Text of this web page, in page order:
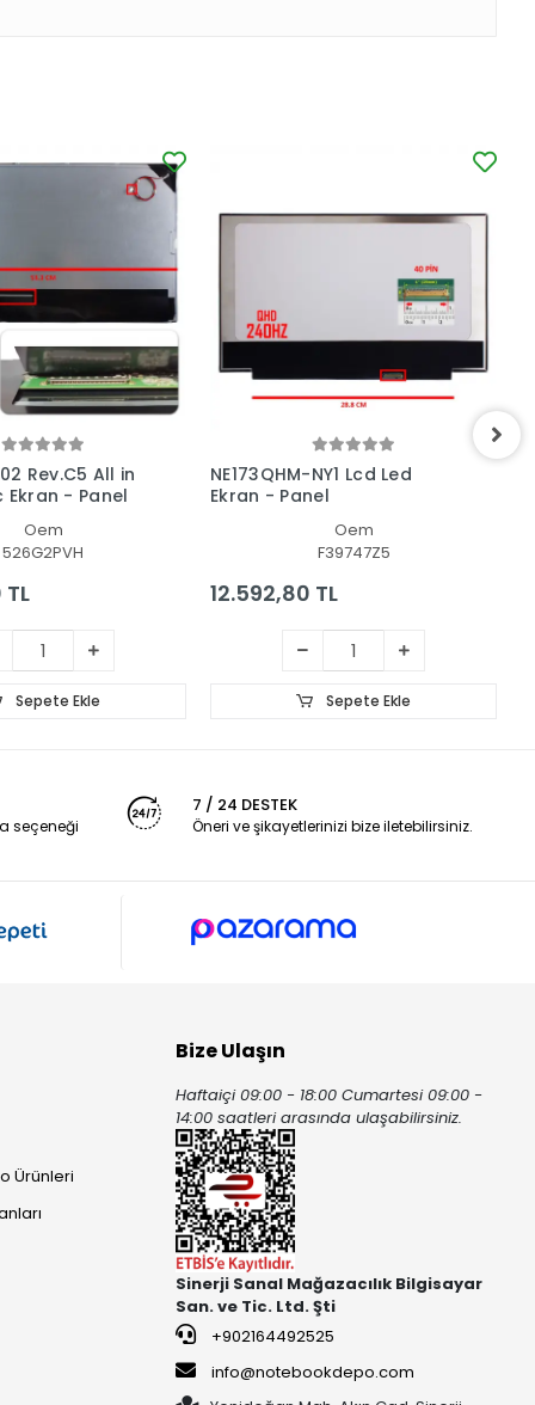
Rev.C5 All in
Ekran - Panel
Oem
526G2PVH
Sepete Ekle
NE173QHM-NY1 Lcd Led
Ekran - Panel
Oem
F39747Z5
12.592,80 TL
Sepete Ekle
seçeneği
7 / 24 DESTEK
Öneri ve şikayetlerinizi bize iletebilirsiniz.
Ürünleri
Bize Ulaşın
Haftaiçi 09:00 - 18:00 Cumartesi 09:00 -
14:00 saatleri arasında ulaşabilirsiniz.
Sinerji Sanal Mağazacılık Bilgisayar
San. ve Tic. Ltd. Şti
+902164492525
info@notebookdepo.com